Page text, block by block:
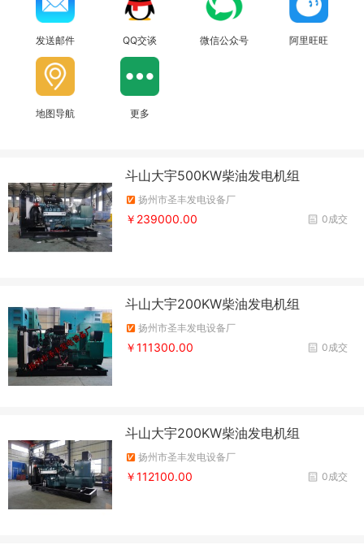
发送邮件 QQ交谈 微信公众号 阿里旺旺
地图导航 更多
斗山大宇500KW柴油发电机组
扬州市圣丰发电设备厂
0成交
￥239000.00
斗山大宇200KW柴油发电机组
扬州市圣丰发电设备厂
0成交
￥111300.00
斗山大宇200KW柴油发电机组
扬州市圣丰发电设备厂
0成交
￥112100.00